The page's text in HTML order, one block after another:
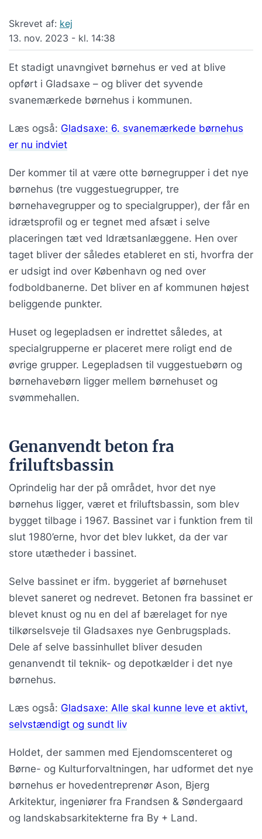
Skrevet af: kej
13. nov. 2023 - kl. 14:38
Et stadigt unavngivet børnehus er ved at blive
opført i Gladsaxe – og bliver det syvende
svanemærkede børnehus i kommunen.
Læs også: Gladsaxe: 6. svanemærkede børnehus
er nu indviet
Der kommer til at være otte børnegrupper i det nye
børnehus (tre vuggestuegrupper, tre
børnehavegrupper og to specialgrupper), der får en
idrætsprofil og er tegnet med afsæt i selve
placeringen tæt ved Idrætsanlæggene. Hen over
taget bliver der således etableret en sti, hvorfra der
er udsigt ind over København og ned over
fodboldbanerne. Det bliver en af kommunen højest
beliggende punkter.
Huset og legepladsen er indrettet således, at
specialgrupperne er placeret mere roligt end de
øvrige grupper. Legepladsen til vuggestuebørn og
børnehavebørn ligger mellem børnehuset og
svømmehallen.
Genanvendt beton fra
friluftsbassin
Oprindelig har der på området, hvor det nye
børnehus ligger, været et friluftsbassin, som blev
bygget tilbage i 1967. Bassinet var i funktion frem til
slut 1980’erne, hvor det blev lukket, da der var
store utætheder i bassinet.
Selve bassinet er ifm. byggeriet af børnehuset
blevet saneret og nedrevet. Betonen fra bassinet er
blevet knust og nu en del af bærelaget for nye
tilkørselsveje til Gladsaxes nye Genbrugsplads.
Dele af selve bassinhullet bliver desuden
genanvendt til teknik- og depotkælder i det nye
børnehus.
Læs også: Gladsaxe: Alle skal kunne leve et aktivt,
selvstændigt og sundt liv
Holdet, der sammen med Ejendomscenteret og
Børne- og Kulturforvaltningen, har udformet det nye
børnehus er hovedentreprenør Ason, Bjerg
Arkitektur, ingeniører fra Frandsen & Søndergaard
og landskabsarkitekterne fra By + Land.